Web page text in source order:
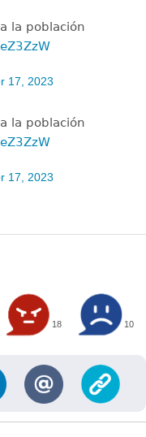
la población
17, 2023
la población
17, 2023
18 10